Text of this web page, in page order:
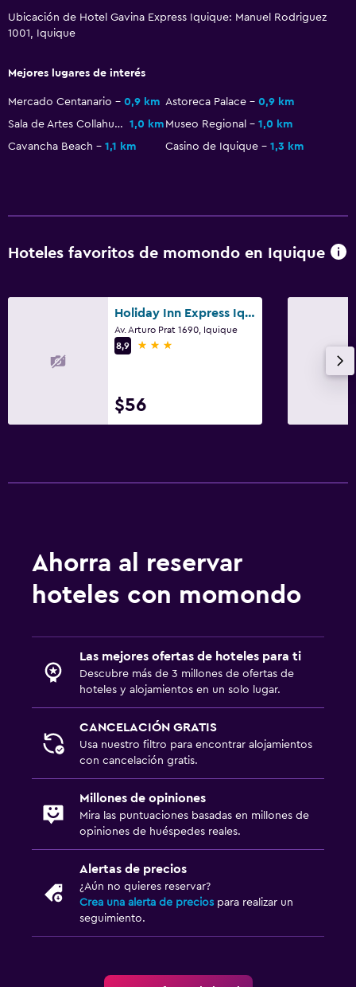
Ubicación de Hotel Gavina Express Iquique: Manuel Rodriguez
1001, Iquique
Mejores lugares de interés
Mercado Centanario 0,9 km Astoreca Palace
0,9 km
Sala de Artes Collahuasi
1,0 km Museo Regional
1,0 km
Cavancha Beach
1,1 km Casino de Iquique 1,3 km
Hoteles favoritos de momondo en Iquique
Holiday Inn Express Iquique By IHG
Av. Arturo Prat 1690, Iquique
8,9
3 estrellas
$56
Ahorra al reservar
hoteles con momondo
Las mejores ofertas de hoteles para ti
Descubre más de 3 millones de ofertas de
hoteles y alojamientos en un solo lugar.
CANCELACIÓN GRATIS
Usa nuestro filtro para encontrar alojamientos
con cancelación gratis.
Millones de opiniones
Mira las puntuaciones basadas en millones de
opiniones de huéspedes reales.
Alertas de precios
¿Aún no quieres reservar?
Crea una alerta de precios para realizar un
seguimiento.